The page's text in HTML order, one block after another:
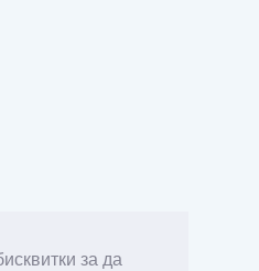
за да